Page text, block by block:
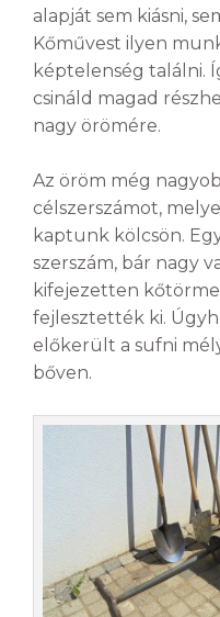
alapját sem kiásni,
Kőművest ilyen
képtelenség találni.
csináld magad
nagy örömére.
Az öröm még
célszerszámot,
kaptunk kölcsön.
szerszám, bár nagy
kifejezetten
fejlesztették ki.
előkerült a sufni
bőven.